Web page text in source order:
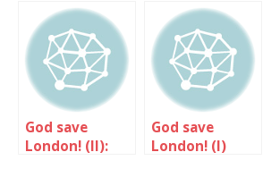
ver…
God save
London! (II):
God save
London! (I)